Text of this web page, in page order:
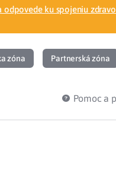
odpovede ku spojeniu
zóna Partnerská zóna
Pomoc a